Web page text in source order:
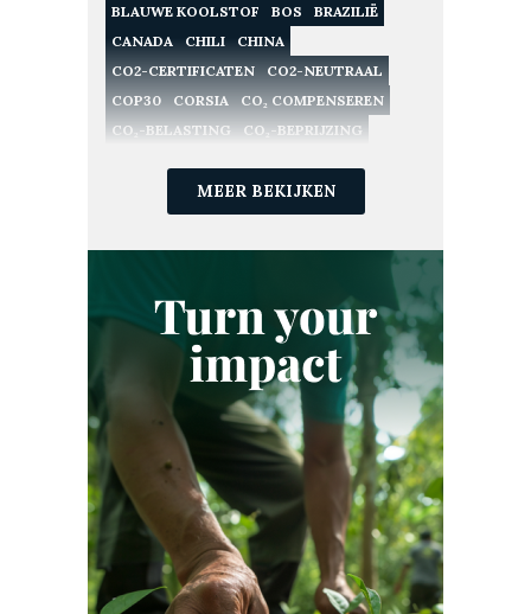
BLAUWE KOOLSTOF
BOS
BRAZILIË
CANADA
CHILI
CHINA
CO2-CERTIFICATEN
CO2-NEUTRAAL
COP30
CORSIA
CO₂ COMPENSEREN
CO₂-BELASTING
CO₂-BEPRIJZING
CO₂-EMISSIES
CO₂-HANDEL
CO₂-LANDBOUW
CO₂-MARKTEN
CO₂-PROJECT
CO₂-VASTLEGGING
CO₂-VOETAFDRUK
DUITSLAND
DUURZAAM INVESTEREN
DUURZAAMHEID
DUURZAAMHEIDSSTRATEGIE
DUURZAME LANDBOUW
ECOSYSTEEM
ETS EU ETS
EUROPA
EUROPESE UNIE
FINANCIËN
FRANKRIJK
GOLD STANDARD
GREEN EARTH
GROENE OBLIGATIE
GROENE TECHNOLOGIE
HERBEBOSSING
INDONESIË JAPAN
KENIA
KLARNA
KLIMAATNEUTRAAL
MEER BEKIJKEN